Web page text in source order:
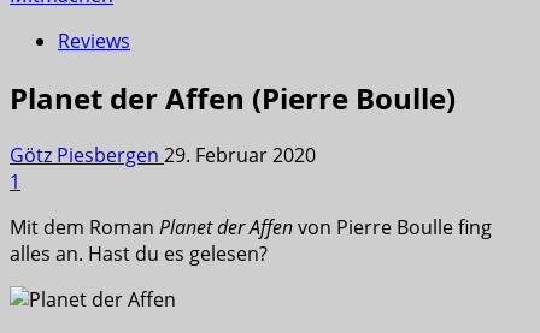
Reviews
Planet der Affen (Pierre Boulle)
Götz Piesbergen 29. Februar 2020
1
Mit dem Roman Planet der Affenvon Pierre Boulle fing
alles an. Hast du es gelesen?